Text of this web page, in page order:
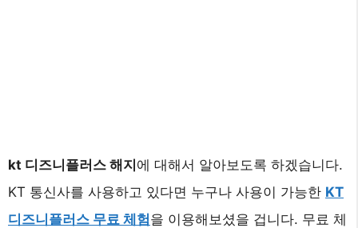
kt 디즈니플러스 해지에 대해서 알아보도록 하겠습니다.
KT 통신사를 사용하고 있다면 누구나 사용이 가능한 KT
디즈니플러스 무료 체험을 이용해보셨을 겁니다. 무료 체